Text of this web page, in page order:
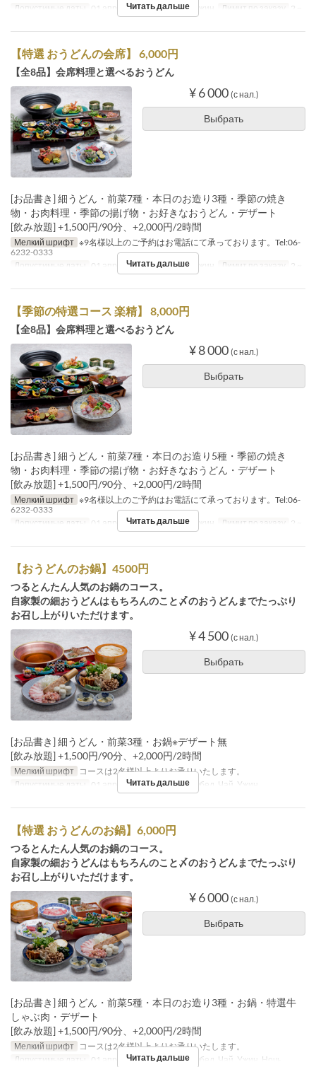
Допустимые даты 01 апр. ~ Приемы пищи Лимит по заказу 2 ~
Читать дальше
【特選 おうどんの会席】 6,000円
【全8品】会席料理と選べるおうどん
¥ 6 000 (с нал.)
Выбрать
[お品書き] 細うどん・前菜7種・本日のお造り3種・季節の焼き
物・お肉料理・季節の揚げ物・お好きなおうどん・デザート
[飲み放題] +1,500円/90分、+2,000円/2時間
Мелкий шрифт ※9名様以上のご予約はお電話にて承っております。Tel:06-
6232-0333
Допустимые даты 01 апр. ~ Приемы пищи Лимит по заказу 2 ~
Читать дальше
【季節の特選コース 楽精】 8,000円
【全8品】会席料理と選べるおうどん
¥ 8 000 (с нал.)
Выбрать
[お品書き] 細うどん・前菜7種・本日のお造り5種・季節の焼き
物・お肉料理・季節の揚げ物・お好きなおうどん・デザート
[飲み放題] +1,500円/90分、+2,000円/2時間
Мелкий шрифт ※9名様以上のご予約はお電話にて承っております。Tel:06-
6232-0333
Допустимые даты 01 апр. ~ Приемы пищи Лимит по заказу 2 ~
Читать дальше
【おうどんのお鍋】4500円
つるとんたん人気のお鍋のコース。
自家製の細おうどんはもちろんのこと〆のおうどんまでたっぷり
お召し上がりいただけます。
¥ 4 500 (с нал.)
Выбрать
[お品書き] 細うどん・前菜3種・お鍋※デザート無
[飲み放題] +1,500円/90分、+2,000円/2時間
Мелкий шрифт
コースは2名様以上よりお承りいたします。
Допустимые даты 01 апр. ~ Приемы пищи Обед, Чай, Ужин
Читать дальше
【特選 おうどんのお鍋】6,000円
つるとんたん人気のお鍋のコース。
自家製の細おうどんはもちろんのこと〆のおうどんまでたっぷり
お召し上がりいただけます。
¥ 6 000 (с нал.)
Выбрать
[お品書き] 細うどん・前菜5種・本日のお造り3種・お鍋・特選牛
しゃぶ肉・デザート
[飲み放題] +1,500円/90分、+2,000円/2時間
Мелкий шрифт
コースは2名様以上よりお承りいたします。
Допустимые даты 01 апр. ~ Приемы пищи Обед, Чай, Ужин, Ночь
Читать дальше